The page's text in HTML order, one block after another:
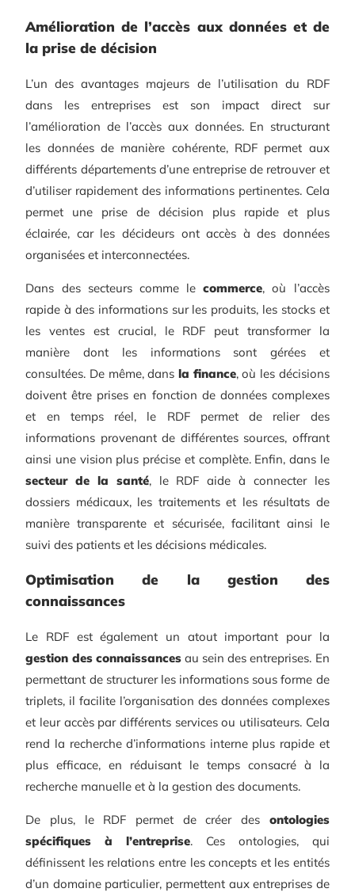
Amélioration de l’accès aux données et de
la prise de décision
L’un des avantages majeurs de l’utilisation du RDF
dans les entreprises est son impact direct sur
l’amélioration de l’accès aux données. En structurant
les données de manière cohérente, RDF permet aux
différents départements d’une entreprise de retrouver et
d’utiliser rapidement des informations pertinentes. Cela
permet une prise de décision plus rapide et plus
éclairée, car les décideurs ont accès à des données
organisées et interconnectées.
Dans des secteurs comme lecommerce, où l’accès
rapide à des informations sur les produits, les stocks et
les ventes est crucial, le RDF peut transformer la
manière dont les informations sont gérées et
consultées. De même, dans la finance, où les décisions
doivent être prises en fonction de données complexes
et en temps réel, le RDF permet de relier des
informations provenant de différentes sources, offrant
ainsi une vision plus précise et complète. Enfin, dans le
secteur de la santé, le RDF aide à connecter les
dossiers médicaux, les traitements et les résultats de
manière transparente et sécurisée, facilitant ainsi le
suivi des patients et les décisions médicales.
Optimisation de la gestion des
connaissances
Le RDF est également un atout important pour la
gestion des connaissancesau sein des entreprises. En
permettant de structurer les informations sous forme de
triplets, il facilite l’organisation des données complexes
et leur accès par différents services ou utilisateurs. Cela
rend la recherche d’informations interne plus rapide et
plus efficace, en réduisant le temps consacré à la
recherche manuelle et à la gestion des documents.
De plus, le RDF permet de créer des ontologies
spécifiques à l’entreprise. Ces ontologies, qui
définissent les relations entre les concepts et les entités
d’un domaine particulier, permettent aux entreprises de